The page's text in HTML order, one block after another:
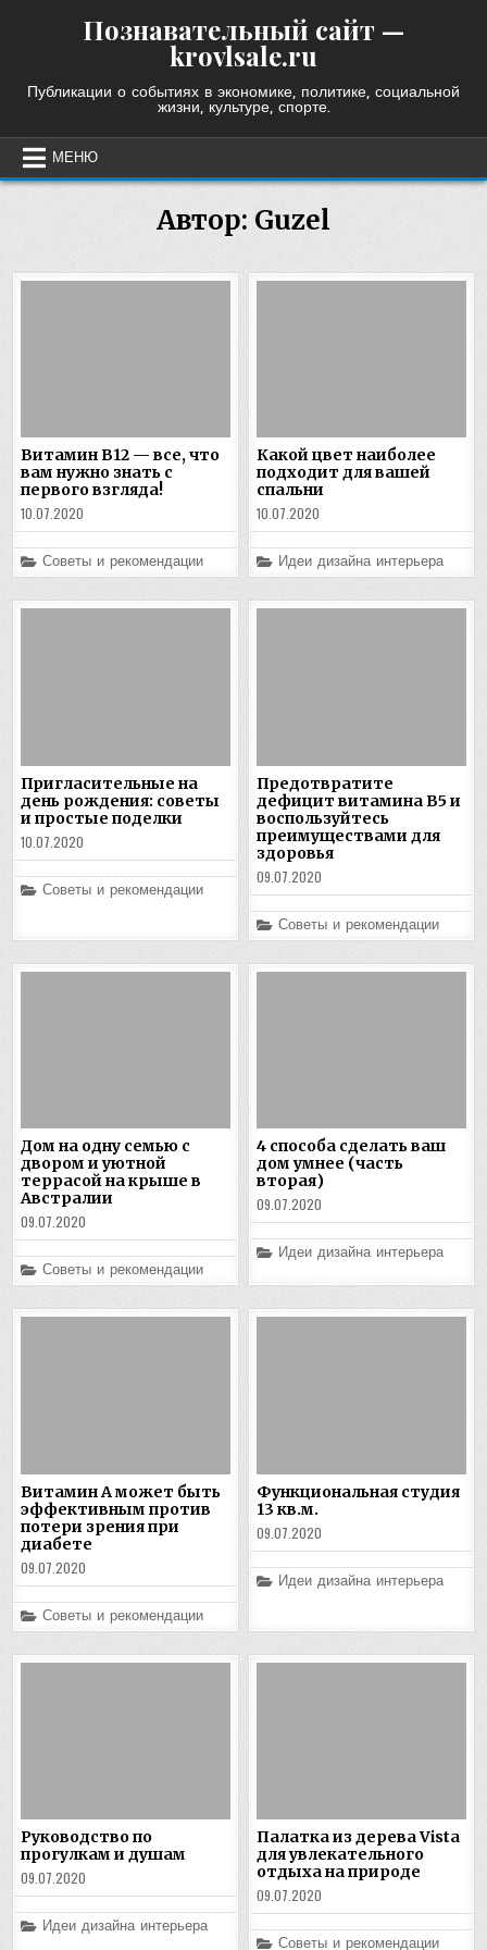
Познавательный сайт —
krovlsale.ru
Публикации о событиях в экономике, политике, социальной
жизни, культуре, спорте.
МЕНЮ
Автор: Guzel
Витамин B12 — все, что
вам нужно знать с
первого взгляда!
10.07.2020
Posted
in
Советы и рекомендации
Какой цвет наиболее
подходит для вашей
спальни
10.07.2020
Posted
in
Идеи дизайна интерьера
Пригласительные на
день рождения: советы
и простые поделки
10.07.2020
Posted
Советы и рекомендации
Предотвратите
дефицит витамина B5 и
воспользуйтесь
преимуществами для
здоровья
09.07.2020
Posted
in
Советы и рекомендации
Дом на одну семью с
двором и уютной
террасой на крыше в
Австралии
09.07.2020
Posted
in
Советы и рекомендации
4 способа сделать ваш
дом умнее (часть
вторая)
09.07.2020
Posted
in
Идеи дизайна интерьера
Витамин А может быть
эффективным против
потери зрения при
диабете
09.07.2020
Posted
in
Советы и рекомендации
Функциональная студия
13 кв.м.
09.07.2020
Posted
in
Идеи дизайна интерьера
Руководство по
прогулкам и душам
09.07.2020
Posted
in
Идеи дизайна интерьера
Палатка из дерева Vista
для увлекательного
отдыха на природе
09.07.2020
Posted
Советы и рекомендации